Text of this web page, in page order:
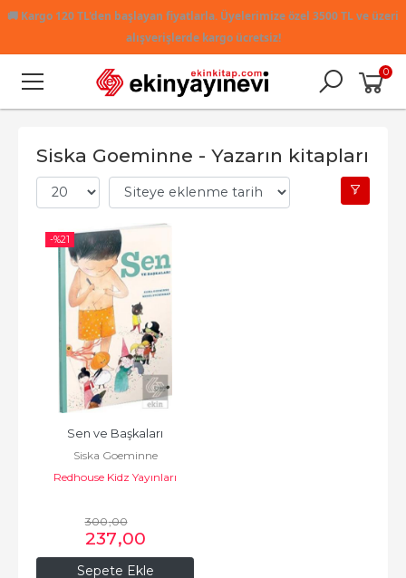
🚚 Kargo 120 TL'den başlayan fiyatlarla. Üyelerimize özel 3500 TL ve üzeri
alışverişlerde kargo ücretsiz!
0
Siska Goeminne - Yazarın kitapları
-%21
Sepete Ekle
Sen ve Başkaları
Siska Goeminne
Redhouse Kidz Yayınları
300,00
237,00